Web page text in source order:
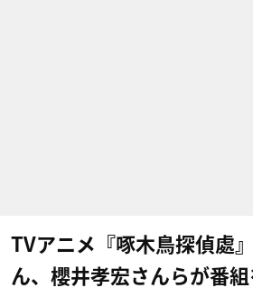
TVアニメ『啄木鳥探偵處
ん、櫻井孝宏さんらが番